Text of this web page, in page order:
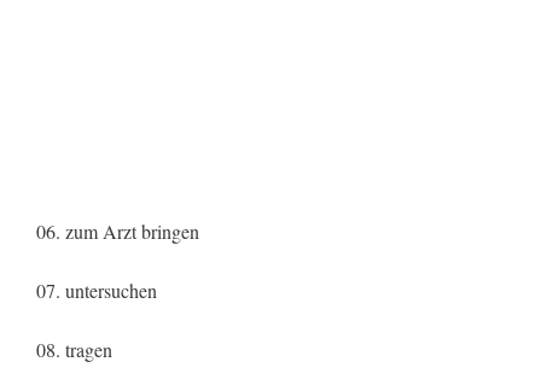
06. zum Arzt bringen
07. untersuchen
08. tragen